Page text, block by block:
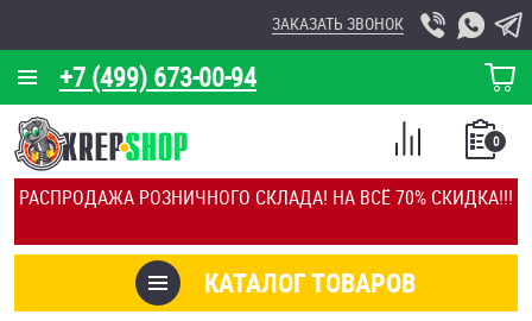
РАСПРОДАЖА РОЗНИЧНОГО СКЛАДА! НА ВСЁ 70% СКИДКА!!!
+7 (499) 673-00-94
ЗАКАЗАТЬ ЗВОНОК
КОРЗИНА
О КОМПАНИИ
КАЛЬКУЛЯТОР
ОТЗЫВЫ
КАТАЛОГ ТОВАРОВ
0
СПИСОК
СРАВНЕНИЕ